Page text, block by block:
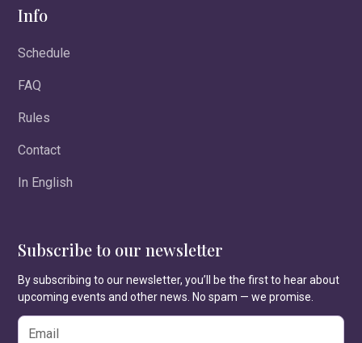
Info
Schedule
FAQ
Rules
Contact
In English
Subscribe to our newsletter
By subscribing to our newsletter, you’ll be the first to hear about
upcoming events and other news. No spam — we promise.